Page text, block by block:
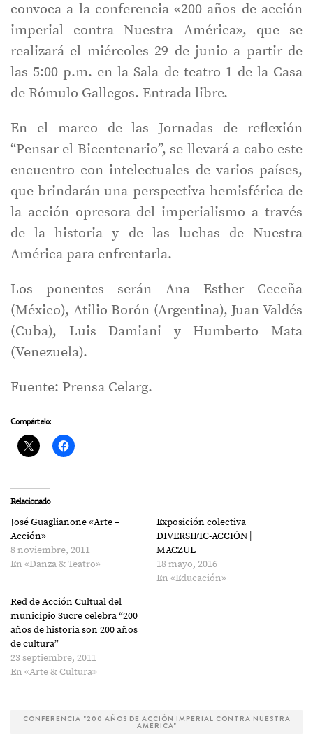
convoca a la conferencia «200 años de acción
imperial contra Nuestra América», que se
realizará el miércoles 29 de junio a partir de
las 5:00 p.m. en la Sala de teatro 1 de la Casa
de Rómulo Gallegos. Entrada libre.
En el marco de las Jornadas de reflexión
“Pensar el Bicentenario”, se llevará a cabo este
encuentro con intelectuales de varios países,
que brindarán una perspectiva hemisférica de
la acción opresora del imperialismo a través
de la historia y de las luchas de Nuestra
América para enfrentarla.
Los ponentes serán Ana Esther Ceceña
(México), Atilio Borón (Argentina), Juan Valdés
(Cuba), Luis Damiani y Humberto Mata
(Venezuela).
Fuente: Prensa Celarg.
Compártelo:
Relacionado
José Guaglianone «Arte –
Acción»
8 noviembre, 2011
En «Danza & Teatro»
Exposición colectiva
DIVERSIFIC-ACCIÓN |
MACZUL
18 mayo, 2016
En «Educación»
Red de Acción Cultual del
municipio Sucre celebra “200
años de historia son 200 años
de cultura”
23 septiembre, 2011
En «Arte & Cultura»
CONFERENCIA "200 AÑOS DE ACCIÓN IMPERIAL CONTRA NUESTRA
AMÉRICA"